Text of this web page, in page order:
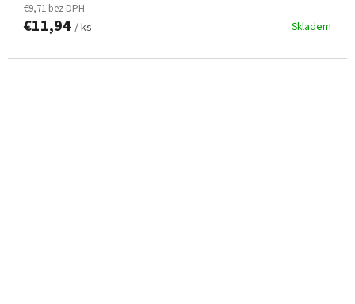
Skladem
€9,71 bez DPH
€11,94 / ks